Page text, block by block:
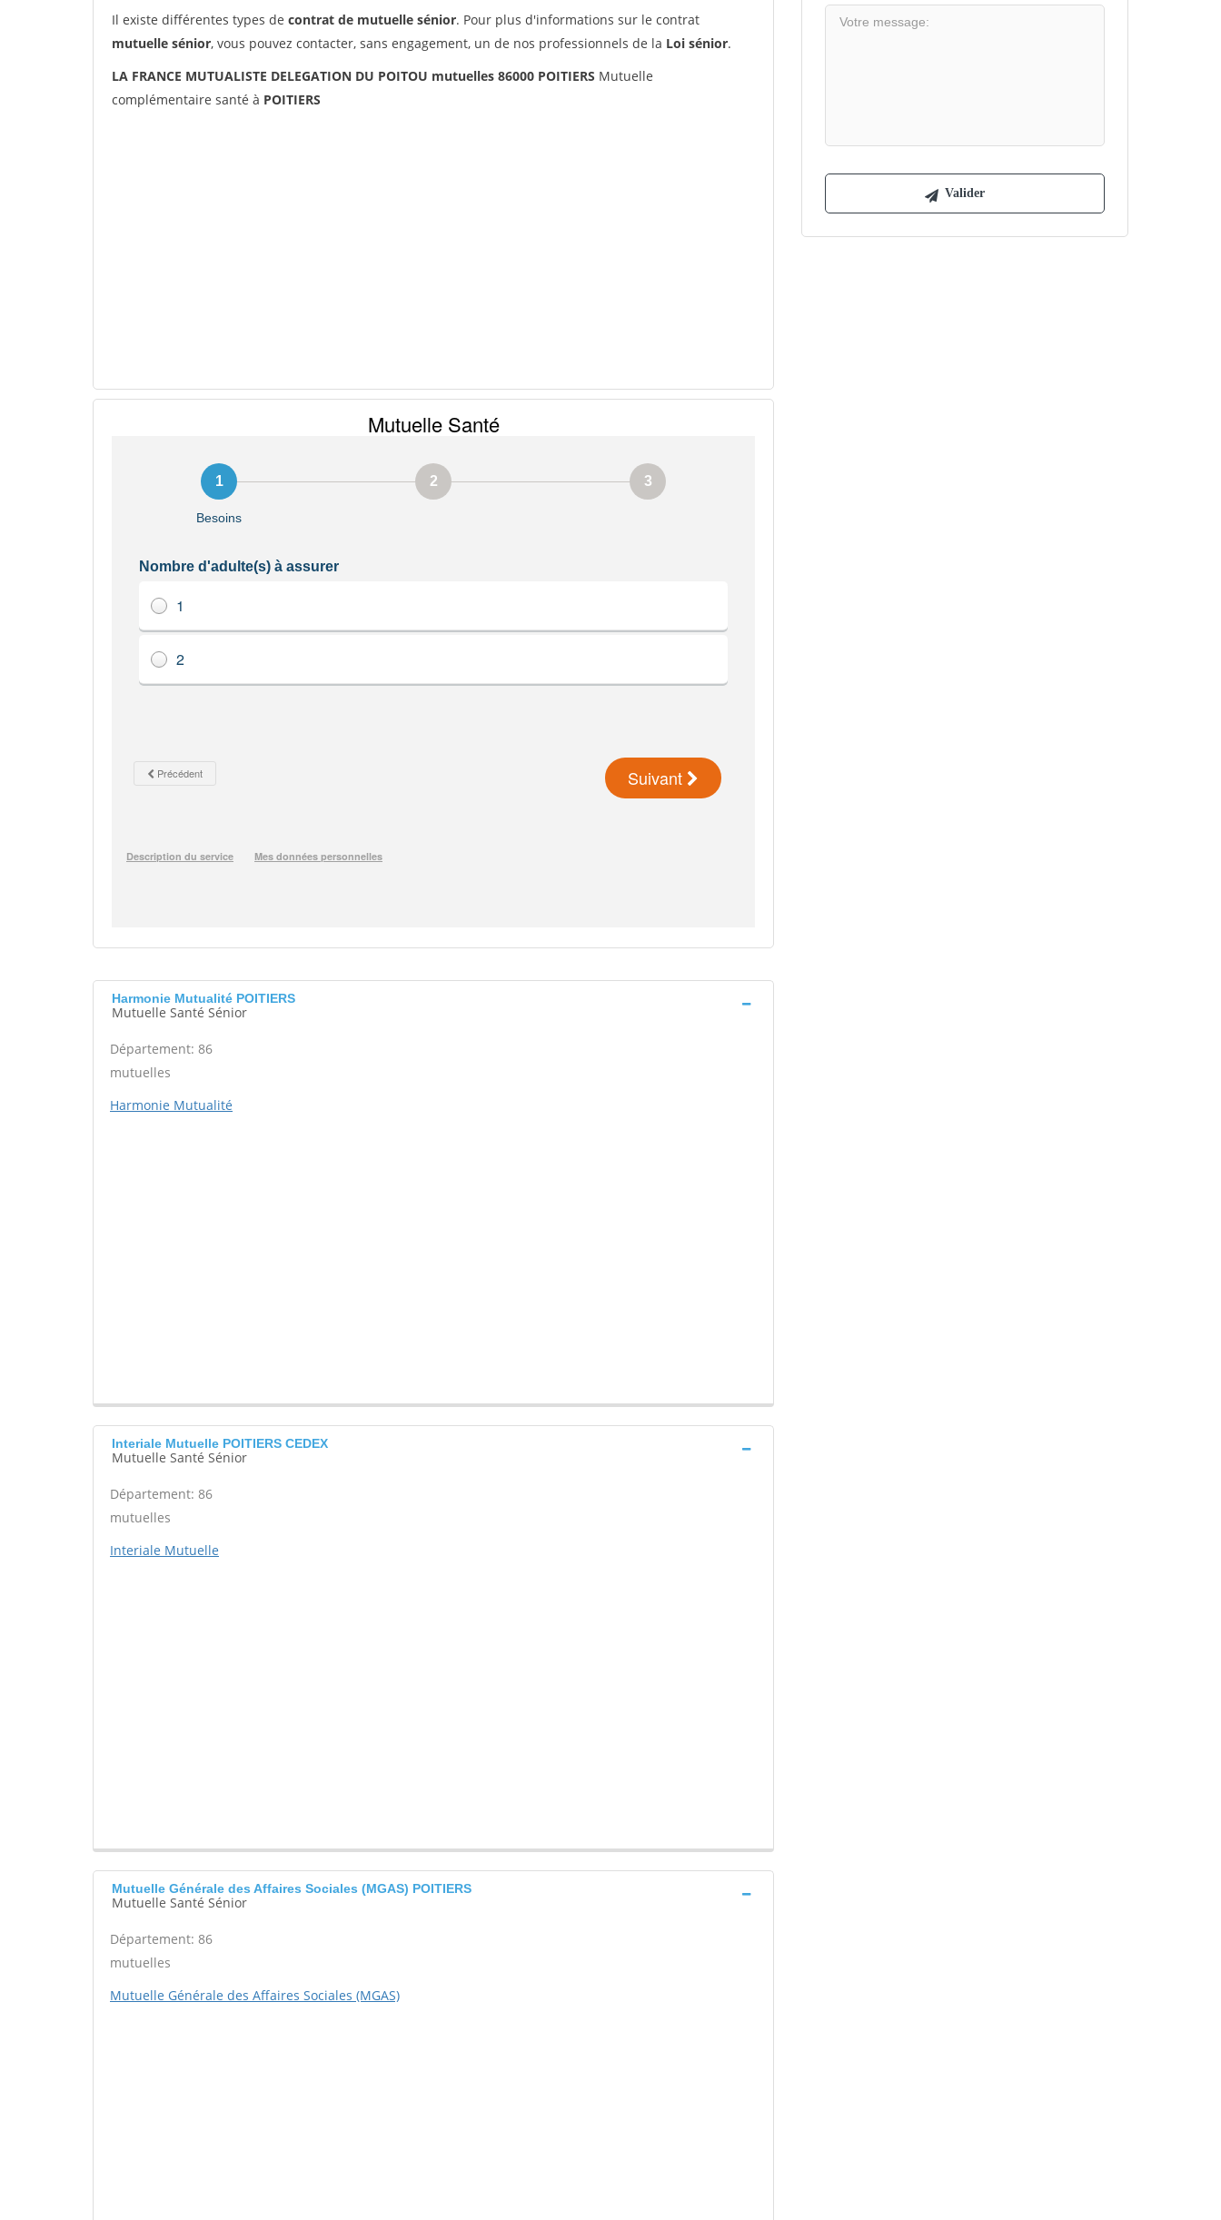
Il existe différentes types de contrat de mutuelle sénior. Pour plus d'informations sur le contrat
mutuelle sénior, vous pouvez contacter, sans engagement, un de nos professionnels de la Loi sénior.
LA FRANCE MUTUALISTE DELEGATION DU POITOU mutuelles 86000 POITIERS Mutuelle
complémentaire santé à POITIERS
Harmonie Mutualité POITIERS
Mutuelle Santé Sénior
Département: 86
mutuelles
Harmonie Mutualité
Interiale Mutuelle POITIERS CEDEX
Mutuelle Santé Sénior
Département: 86
mutuelles
Interiale Mutuelle
Mutuelle Générale des Affaires Sociales (MGAS) POITIERS
Mutuelle Santé Sénior
Département: 86
mutuelles
Mutuelle Générale des Affaires Sociales (MGAS)